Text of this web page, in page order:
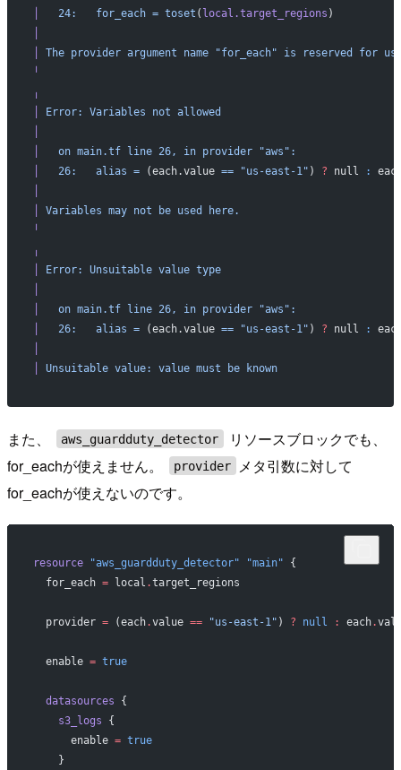
   24:
   for_each
= toset ( local.target_regions )
The provider argument name "for_each" is reserved for
╵
╷
Error: Variables not allowed
   on
main.tf line 26, in provider "aws":
   26:
   alias
= (each.value == "us-east-1" ) ? null :
Variables may not be used
here.
╵
╷
Error: Unsuitable value type
   on
main.tf line 26, in provider "aws":
   26:
   alias
= (each.value == "us-east-1" ) ? null :
Unsuitable value: value must be known
また、 aws_guardduty_detector
リソースブロックでも、
for_eachが使えません。
provider
メタ引数に対して
for_eachが使えないのです。
resource "aws_guardduty_detector" "main" {
  for_each
= local .target_regions
  provider
= (each.value == "us-east-1" ) ? null : each.
  enable
= true
  datasources
{
    s3_logs
{
      enable
= true
    }